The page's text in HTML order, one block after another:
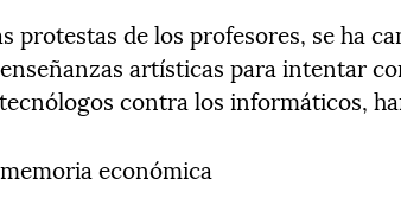
protestas de los profesores, se ha
artísticas para intentar
contra los informáticos,
económica